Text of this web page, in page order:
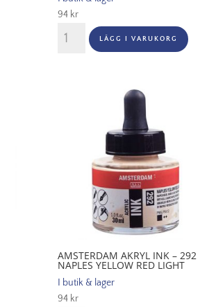
94 kr
Amsterdam
Akryl
LÄGG I VARUKORG
AMSTERDAM AKRYL INK – 292
NAPLES YELLOW RED LIGHT
I butik & lager
94 kr